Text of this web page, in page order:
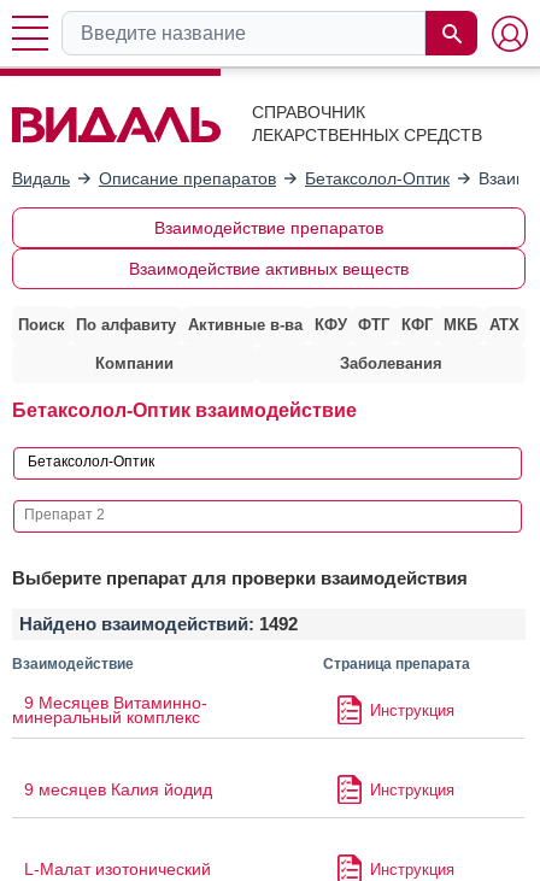
СПРАВОЧНИК
ЛЕКАРСТВЕННЫХ СРЕДСТВ
Видаль Описание препаратов Бетаксолол-Оптик
Взаимодействие препаратов
Взаимодействие активных веществ
Поиск По алфавиту Активные в-ва КФУ ФТГ КФГ МКБ АТХ
Компании Заболевания
Бетаксолол-Оптик взаимодействие
Выберите препарат для проверки взаимодействия
Найдено взаимодействий: 1492
Взаимодействие Страница препарата
9 Месяцев Витаминно-
минеральный комплекс Инструкция
9 месяцев Калия йодид Инструкция
L-Малат изотонический Инструкция